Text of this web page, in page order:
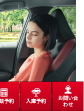
予約 入庫予約
お問い合
わせ